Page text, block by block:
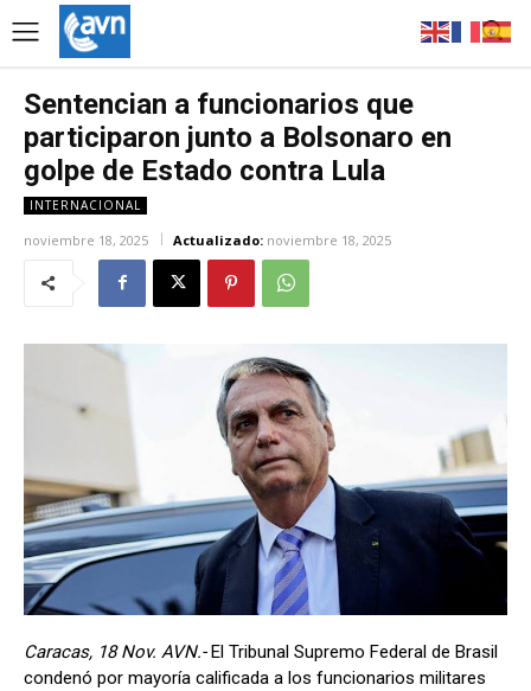
Sentencian a funcionarios que
participaron junto a Bolsonaro en
golpe de Estado contra Lula
INTERNACIONAL
noviembre 18, 2025 Actualizado: noviembre 18, 2025
Caracas, 18 Nov. AVN.-El Tribunal Supremo Federal de Brasil
condenó por mayoría calificada a los funcionarios militares